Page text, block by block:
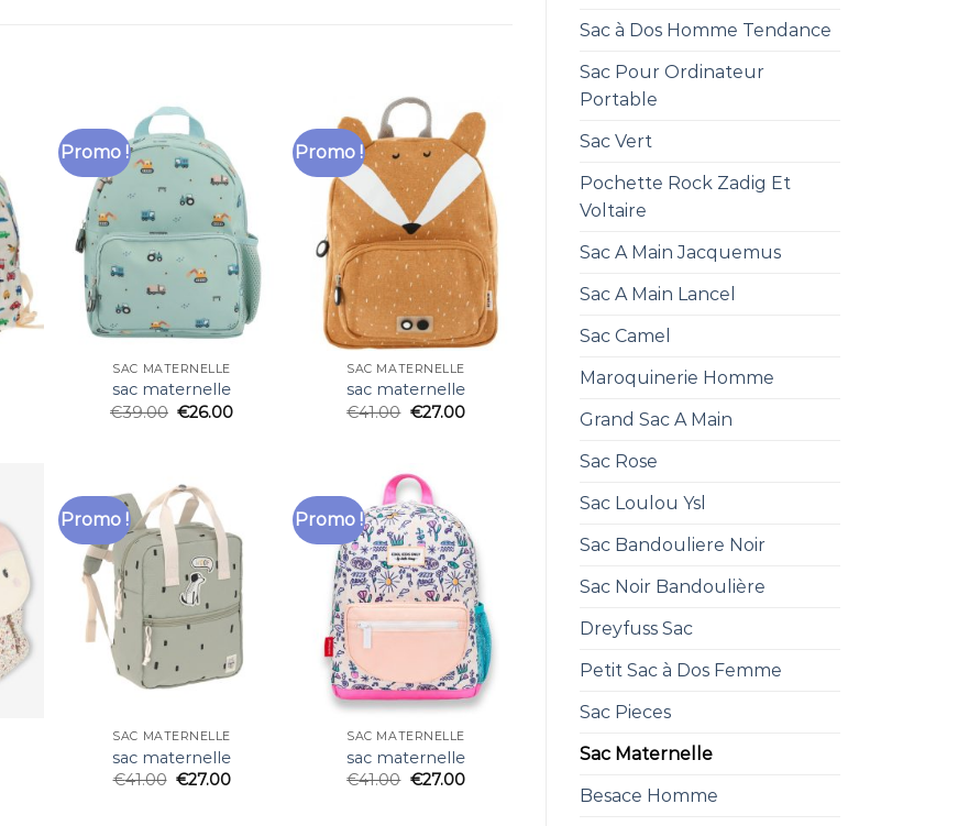
Sac à Dos Homme Tendance
Sac Pour Ordinateur
Portable
Sac Vert
Pochette Rock Zadig Et
Voltaire
Sac A Main Jacquemus
Sac A Main Lancel
Sac Camel
Maroquinerie Homme
Grand Sac A Main
Sac Rose
Sac Loulou Ysl
Sac Bandouliere Noir
Sac Noir Bandoulière
Dreyfuss Sac
Petit Sac à Dos Femme
Sac Pieces
Sac Maternelle
Besace Homme
Promo !
SAC MATERNELLE
sac maternelle
€39.00 €26.00
Promo !
SAC MATERNELLE
sac maternelle
€41.00 €27.00
Promo !
SAC MATERNELLE
sac maternelle
€41.00 €27.00
Promo !
SAC MATERNELLE
sac maternelle
€41.00 €27.00